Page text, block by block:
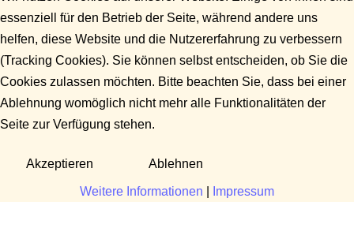
essenziell für den Betrieb der Seite, während andere uns
helfen, diese Website und die Nutzererfahrung zu verbessern
(Tracking Cookies). Sie können selbst entscheiden, ob Sie die
Cookies zulassen möchten. Bitte beachten Sie, dass bei einer
Ablehnung womöglich nicht mehr alle Funktionalitäten der
Seite zur Verfügung stehen.
Akzeptieren Ablehnen
Weitere Informationen Impressum